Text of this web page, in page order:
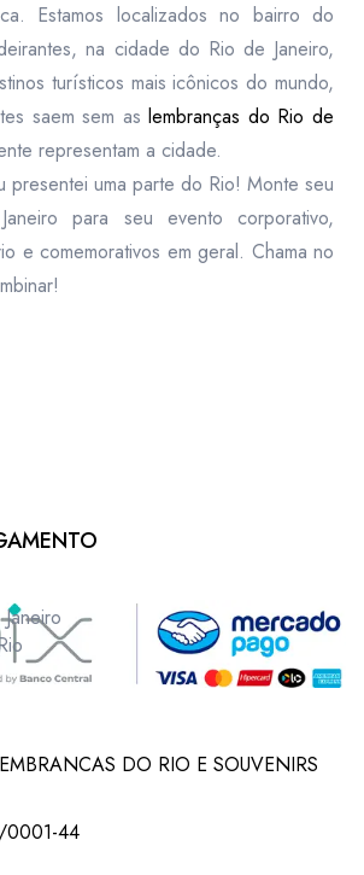
Estamos localizados no bairro do
na cidade do Rio de Janeiro,
turísticos mais icônicos do mundo,
saem sem aslembranças do Rio de
representam a cidade.
presentei uma parte do Rio! Monte seu
para seu evento corporativo,
e comemorativos em geral. Chama no
DO RIO E SOUVENIRS
0001-44